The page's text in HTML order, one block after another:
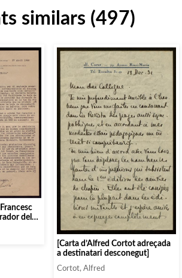
similars (497)
del
[Carta d’Alfred Cortot adreçada
a destinatari desconegut]
Cortot, Alfred